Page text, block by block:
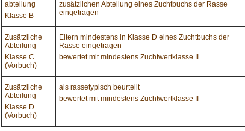
abteilung
Klasse B
zusätzlichen Abteilung eines Zuchtbuchs der Rasse
eingetragen
Zusätzliche
Abteilung
Klasse C
(Vorbuch)
Eltern mindestens in Klasse D eines Zuchtbuchs der
Rasse eingetragen
bewertet mit mindestens Zuchtwertklasse II
Zusätzliche
Abteilung
Klasse D
(Vorbuch)
als rassetypisch beurteilt
bewertet mit mindestens Zuchtwertklasse II